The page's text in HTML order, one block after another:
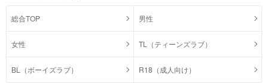
総合TOP 男性
女性 TL（ティーンズラブ）
BL（ボーイズラブ） R18（成人向け）